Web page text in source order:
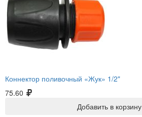
Коннектор поливочный «Жук» 1/2"
75.60
Добавить в корзину